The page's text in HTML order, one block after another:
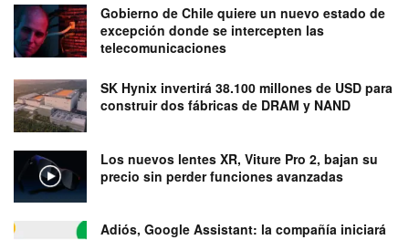
Gobierno de Chile quiere un nuevo estado de
excepción donde se intercepten las
telecomunicaciones
SK Hynix invertirá 38.100 millones de USD para
construir dos fábricas de DRAM y NAND
Los nuevos lentes XR, Viture Pro 2, bajan su
precio sin perder funciones avanzadas
Adiós, Google Assistant: la compañía iniciará